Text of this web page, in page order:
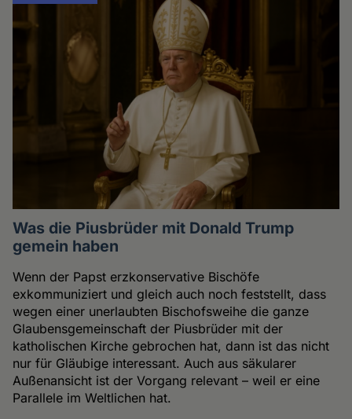
Was die Piusbrüder mit Donald Trump
gemein haben
Wenn der Papst erzkonservative Bischöfe
exkommuniziert und gleich auch noch feststellt, dass
wegen einer unerlaubten Bischofsweihe die ganze
Glaubensgemeinschaft der Piusbrüder mit der
katholischen Kirche gebrochen hat, dann ist das nicht
nur für Gläubige interessant. Auch aus säkularer
Außenansicht ist der Vorgang relevant – weil er eine
Parallele im Weltlichen hat.